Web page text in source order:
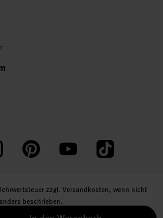
Instagram PinterestYouTube TikTok
zzgl. Versandkosten, wenn nicht
anders beschrieben.
erstmaliger Anmeldung für unseren Newsletter